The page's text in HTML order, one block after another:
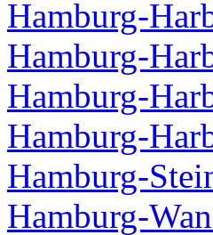
Hamburg-
Hamburg-
Hamburg-
Hamburg-
Hamburg-
Hamburg-